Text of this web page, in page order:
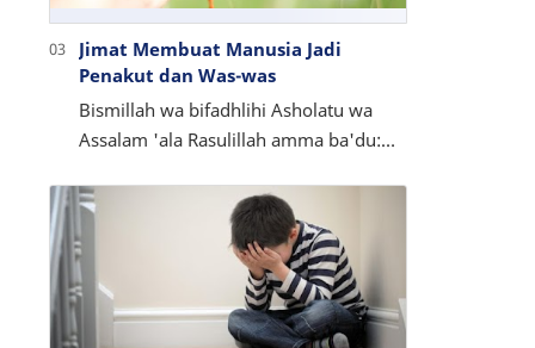
Jimat Membuat Manusia Jadi
Penakut dan Was-was
Bismillah wa bifadhlihi Asholatu wa
Assalam 'ala Rasulillah amma ba'du:
yang berbadan besar, tinggi,…